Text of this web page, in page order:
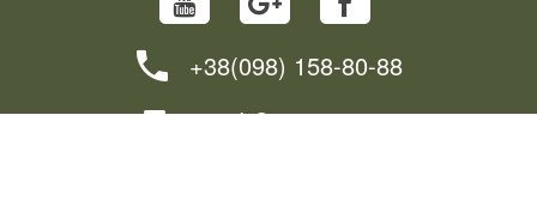
+38(098) 158-80-88
info@proxxon.in.ua